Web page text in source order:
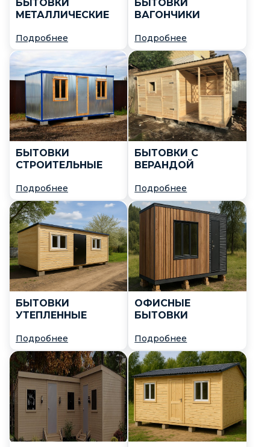
БЫТОВКИ
МЕТАЛЛИЧЕСКИЕ
Подробнее
БЫТОВКИ
ВАГОНЧИКИ
Подробнее
БЫТОВКИ
СТРОИТЕЛЬНЫЕ
Подробнее
БЫТОВКИ С
ВЕРАНДОЙ
Подробнее
БЫТОВКИ
УТЕПЛЕННЫЕ
Подробнее
ОФИСНЫЕ
БЫТОВКИ
Подробнее
4 матра
8 метров
Ширина
постройки
2 метра
3 метра
5 метров
6 метров
6х6 метров
7 метров
9 метров
Глубина
постройки
2 метра
2.3 метра
2.4 метра
4 метра
5 метров
Тип каркаса